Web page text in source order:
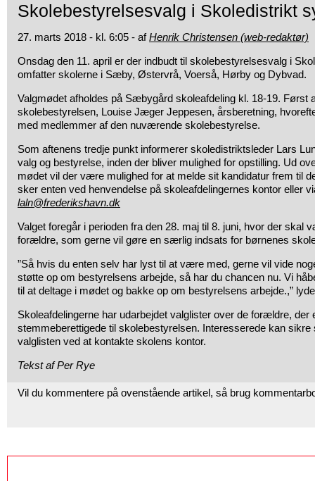
Skolebestyrelsesvalg i Skoledistrikt
27. marts 2018 - kl. 6:05 - afHenrik Christensen (web-redaktør)
Onsdag den 11. april er der indbudt til skolebestyrelsesvalg i
omfatter skolerne i Sæby, Østervrå, Voerså, Hørby og Dybvad.
Valgmødet afholdes på Sæbygård skoleafdeling kl. 18-19. Først
skolebestyrelsen, Louise Jæger Jeppesen, årsberetning,
med medlemmer af den nuværende skolebestyrelse.
Som aftenens tredje punkt informerer skoledistriktsleder Lars
valg og bestyrelse, inden der bliver mulighed for opstilling. Ud
mødet vil der være mulighed for at melde sit kandidatur frem til
sker enten ved henvendelse på skoleafdelingernes kontor eller
laln@frederikshavn.dk
Valget foregår i perioden fra den 28. maj til 8. juni, hvor der skal
forældre, som gerne vil gøre en særlig indsats for børnenes
”Så hvis du enten selv har lyst til at være med, gerne vil vide
støtte op om bestyrelsens arbejde, så har du chancen nu. Vi
til at deltage i mødet og bakke op om bestyrelsens arbejde.,”
Skoleafdelingerne har udarbejdet valglister over de forældre, der
stemmeberettigede til skolebestyrelsen. Interesserede kan sikre
valglisten ved at kontakte skolens kontor.
Tekst af Per Rye
Vil du kommentere på ovenstående artikel, så brug